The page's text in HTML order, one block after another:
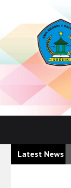
Latest News